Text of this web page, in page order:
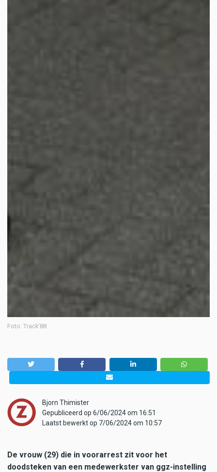
Foto: Track'88
Bjorn Thimister
Gepubliceerd op 6/06/2024 om 16:51
Laatst bewerkt op 7/06/2024 om 10:57
De vrouw (29) die in voorarrest zit voor het
doodsteken van een medewerkster van ggz-instelling